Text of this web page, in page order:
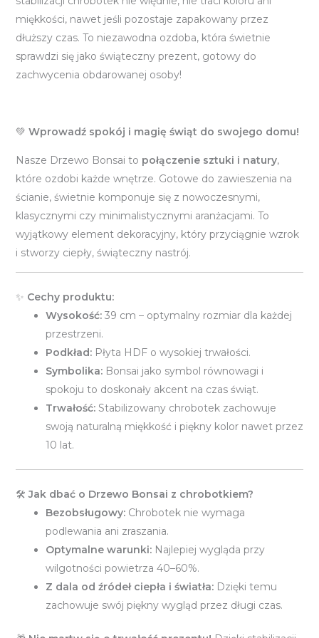
miękkości, nawet jeśli pozostaje zapakowany przez
dłuższy czas. To niezawodna ozdoba, która świetnie
sprawdzi się jako świąteczny prezent, gotowy do
zachwycenia obdarowanej osoby!
💚 Wprowadź spokój i magię świąt do swojego domu!
Nasze Drzewo Bonsai to połączenie sztuki i natury,
które ozdobi każde wnętrze. Gotowe do zawieszenia na
ścianie, świetnie komponuje się z nowoczesnymi,
klasycznymi czy minimalistycznymi aranżacjami. To
wyjątkowy element dekoracyjny, który przyciągnie wzrok
i stworzy ciepły, świąteczny nastrój.
✨ Cechy produktu:
Wysokość:39 cm – optymalny rozmiar dla każdej
przestrzeni.
Podkład:Płyta HDF o wysokiej trwałości.
Symbolika:Bonsai jako symbol równowagi i
spokoju to doskonały akcent na czas świąt.
Trwałość:Stabilizowany chrobotek zachowuje
swoją naturalną miękkość i piękny kolor nawet przez
10 lat.
🛠️Jak dbać o Drzewo Bonsai z chrobotkiem?
Bezobsługowy:Chrobotek nie wymaga
podlewania ani zraszania.
Optymalne warunki:Najlepiej wygląda przy
wilgotności powietrza 40–60%.
Z dala od źródeł ciepła i światła:Dzięki temu
zachowuje swój piękny wygląd przez długi czas.